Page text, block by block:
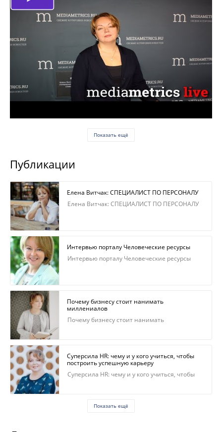
Показать ещё
Публикации
Елена Витчак: СПЕЦИАЛИСТ ПО ПЕРСОНАЛУ
Елена Витчак: СПЕЦИАЛИСТ ПО ПЕРСОНАЛУ
Интервью порталу Человеческие ресурсы
Интервью порталу Человеческие ресурсы
Почему бизнесу стоит нанимать
миллениалов
Почему бизнесу стоит нанимать
Суперсила HR: чему и у кого учиться, чтобы
построить успешную карьеру
Суперсила HR: чему и у кого учиться, чтобы
Показать ещё